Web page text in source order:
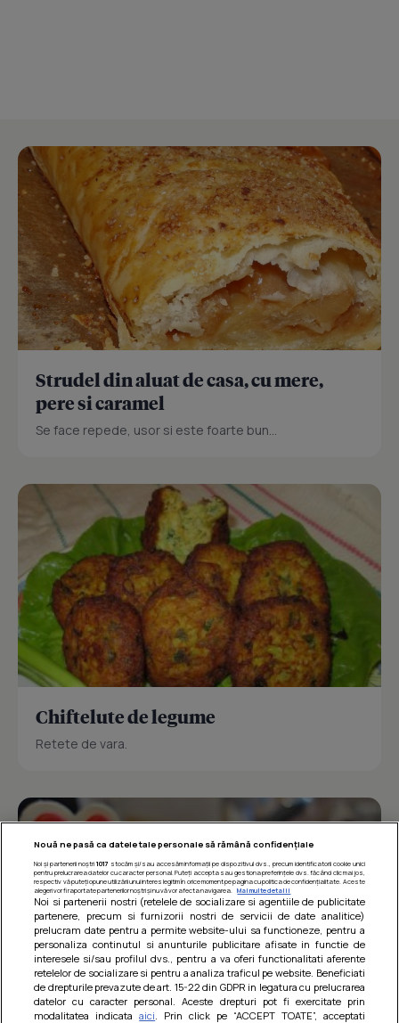
Strudel din aluat de casa, cu mere,
pere si caramel
Se face repede, usor si este foarte bun...
Chiftelute de legume
Retete de vara.
Nouă ne pasă ca datele tale personale să rămână confidențiale
Noi și partenerii noștri 1017 stocăm și/sau accesăm informații pe dispozitivul dvs., precum identificatorii cookie unici
pentru prelucrarea datelor cu caracter personal. Puteți accepta sau gestiona preferințele dvs. făcând clic mai jos,
respectiv vă puteți opune utilizării unui interes legitim în orice moment pe pagina cu politica de confidențialitate. Aceste
alegeri vor fi raportate partenerilor noștri și nu vă vor afecta navigarea.
Mai multe detalii
Noi si partenerii nostri (retelele de socializare si agentiile de publicitate
partenere, precum si furnizorii nostri de servicii de date analitice)
prelucram date pentru a permite website-ului sa functioneze, pentru a
personaliza continutul si anunturile publicitare afisate in functie de
interesele si/sau profilul dvs., pentru a va oferi functionalitati aferente
retelelor de socializare si pentru a analiza traficul pe website. Beneficiati
de drepturile prevazute de art. 15-22 din GDPR in legatura cu prelucrarea
datelor cu caracter personal. Aceste drepturi pot fi exercitate prin
modalitatea indicataaici . Prin click pe “ACCEPT TOATE”, acceptati